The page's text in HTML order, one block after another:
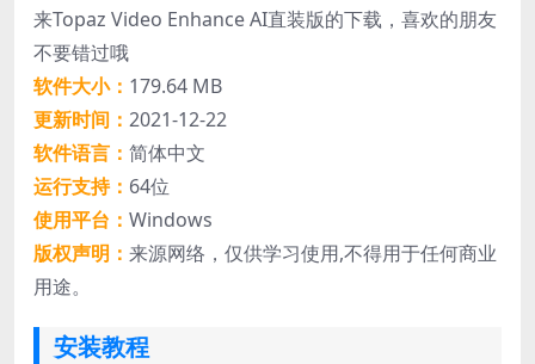
来Topaz Video Enhance AI直装版的下载，喜欢的朋友
不要错过哦
软件大小： 179.64 MB
更新时间： 2021-12-22
软件语言： 简体中文
运行支持： 64位
使用平台： Windows
版权声明： 来源网络，仅供学习使用,不得用于任何商业
用途。
安装教程